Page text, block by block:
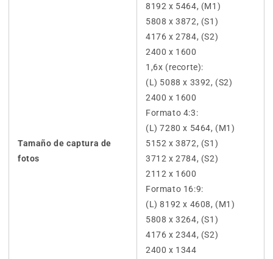
Tamaño de captura de
fotos
8192 x 5464, (M1)
5808 x 3872, (S1)
4176 x 2784, (S2)
2400 x 1600
1,6x (recorte):
(L) 5088 x 3392, (S2)
2400 x 1600
Formato 4:3:
(L) 7280 x 5464, (M1)
5152 x 3872, (S1)
3712 x 2784, (S2)
2112 x 1600
Formato 16:9:
(L) 8192 x 4608, (M1)
5808 x 3264, (S1)
4176 x 2344, (S2)
2400 x 1344